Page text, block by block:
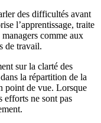
des difficultés avant
l’apprentissage, traite
comme aux
de travail.
sur la clarté des
la répartition de la
point de vue. Lorsque
efforts ne sont pas